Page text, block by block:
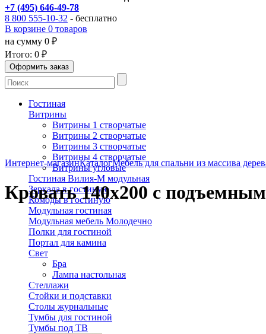
+7 (495) 646-49-78
8 800 555-10-32 - бесплатно
В корзине 0 товаров
на сумму 0 ₽
Итого: 0 ₽
Гостиная
Витрины
Витрины 1 створчатые
Витрины 2 створчатые
Витрины 3 створчатые
Витрины 4 створчатые
Витрины угловые
Гостиная Вилия-М модульная
Зеркала в гостиную
Комоды в гостиную
Модульная гостиная
Модульная мебель Молодечно
Полки для гостиной
Портал для камина
Свет
Бра
Лампа настольная
Стеллажи
Стойки и подставки
Столы журнальные
Тумбы для гостиной
Тумбы под ТВ
Интернет-магазинКаталогМебель для спальни из массива
Кровать 140х200 с